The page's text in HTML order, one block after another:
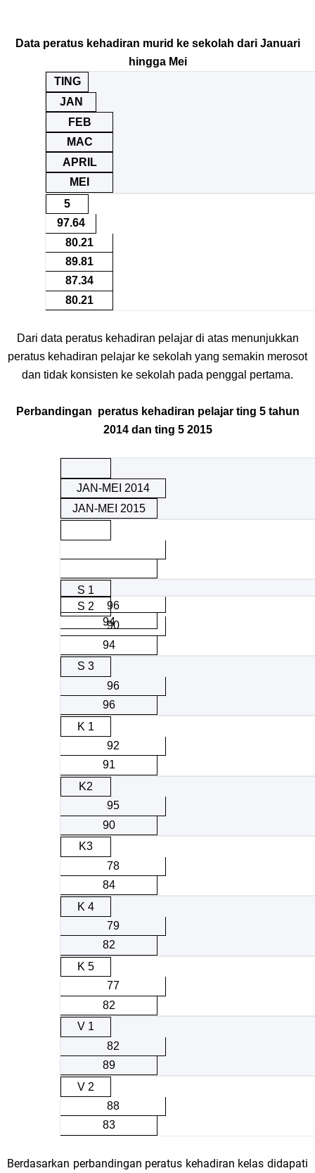
Data peratus kehadiran murid ke sekolah dari Januari
hingga Mei
TING
JAN
FEB
MAC
APRIL
MEI
5
97.64
80.21
89.81
87.34
80.21
Dari data peratus kehadiran pelajar di atas menunjukkan
peratus kehadiran pelajar ke sekolah yang semakin merosot
dan tidak konsisten ke sekolah pada penggal pertama.
Perbandingan peratus kehadiran pelajar ting 5 tahun
2014 dan ting 5 2015
JAN-MEI 2014
JAN-MEI 2015
S 1
96
94
S 2
90
94
S 3
96
96
K 1
92
91
K2
95
90
K3
78
84
K 4
79
82
K 5
77
82
V 1
82
89
V 2
88
83
Berdasarkan perbandingan peratus kehadiran kelas didapati